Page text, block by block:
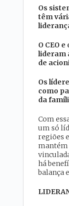
Os
têm
O CEO
lideram
de
Os
como
da
Com
um só
regiões
mantém
há
balança